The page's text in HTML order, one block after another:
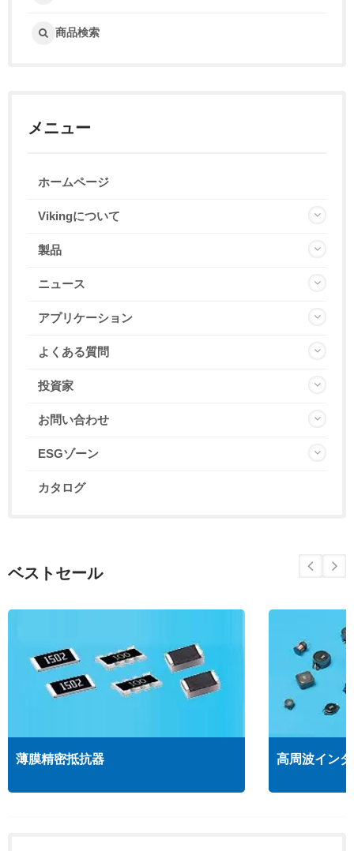
商品検索
メニュー
ホームページ
Vikingについて
製品
ニュース
アプリケーション
よくある質問
投資家
お問い合わせ
ESGゾーン
カタログ
ベストセール
薄膜精密抵抗器 高周波イン